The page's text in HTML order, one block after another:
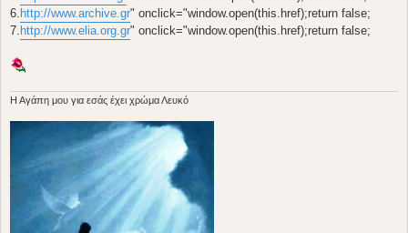
6. http://www.archive.gr" onclick="window.open(this.href);return false;
7. http://www.elia.org.gr" onclick="window.open(this.href);return false;
H Aγάπη μου για εσάς έχει χρώμα Λευκό